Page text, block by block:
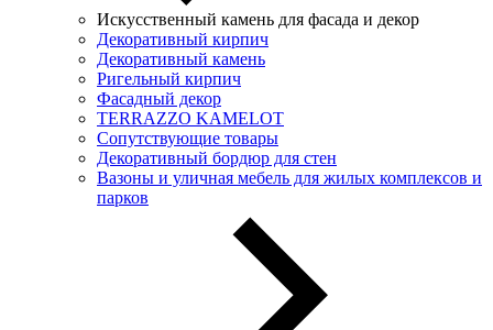
Искусственный камень для фасада и декор
Декоративный кирпич
Декоративный камень
Ригельный кирпич
Фасадный декор
TERRAZZO KAMELOT
Сопутствующие товары
Декоративный бордюр для стен
Вазоны и уличная мебель для жилых комплексов и
парков